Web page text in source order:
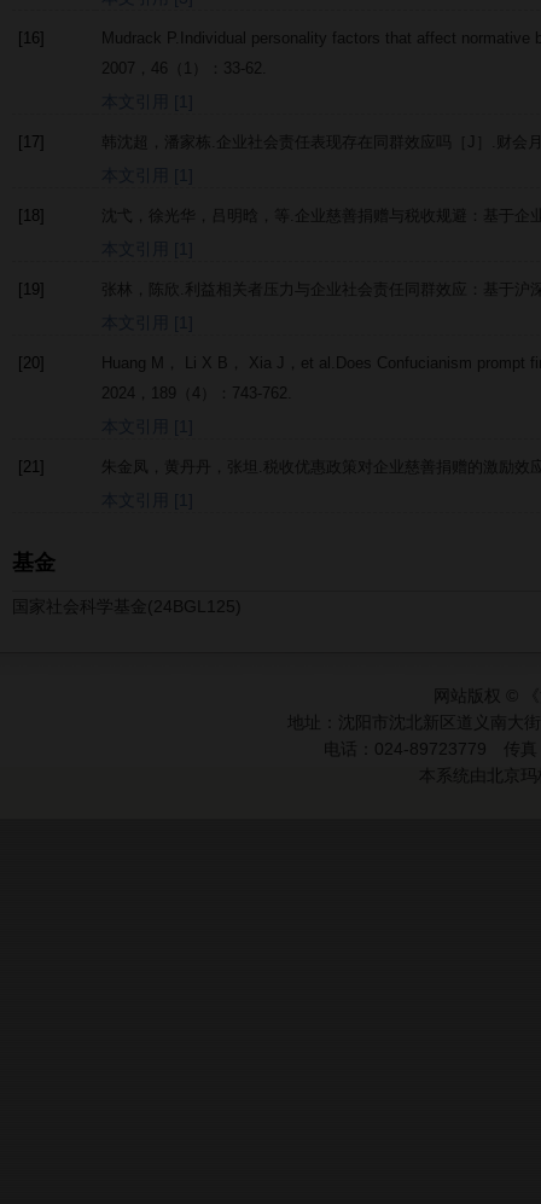
[16] Mudrack P.Individual personality factors that affect normative
2007 ， 46 （1）：33-62.
[17] 韩沈超，潘家栋.企业社会责任表现存在同群效应吗［J］. 财会
[18] 沈弋，徐光华，吕明晗，等.企业慈善捐赠与税收规避：基于
[19] 张林，陈欣.利益相关者压力与企业社会责任同群效应：基于
[20] Huang M ， Li X B ， Xia J ，et al.Does Confucianism prompt
2024 ， 189 （4）：743-762.
[21] 朱金凤，黄丹丹，张坦.税收优惠政策对企业慈善捐赠的激励效
基金
国家社会科学基金(24BGL125)
网站版权 ©
地址：沈阳市沈北新区道义南
电话：024-89723779 传
本系统由
北京